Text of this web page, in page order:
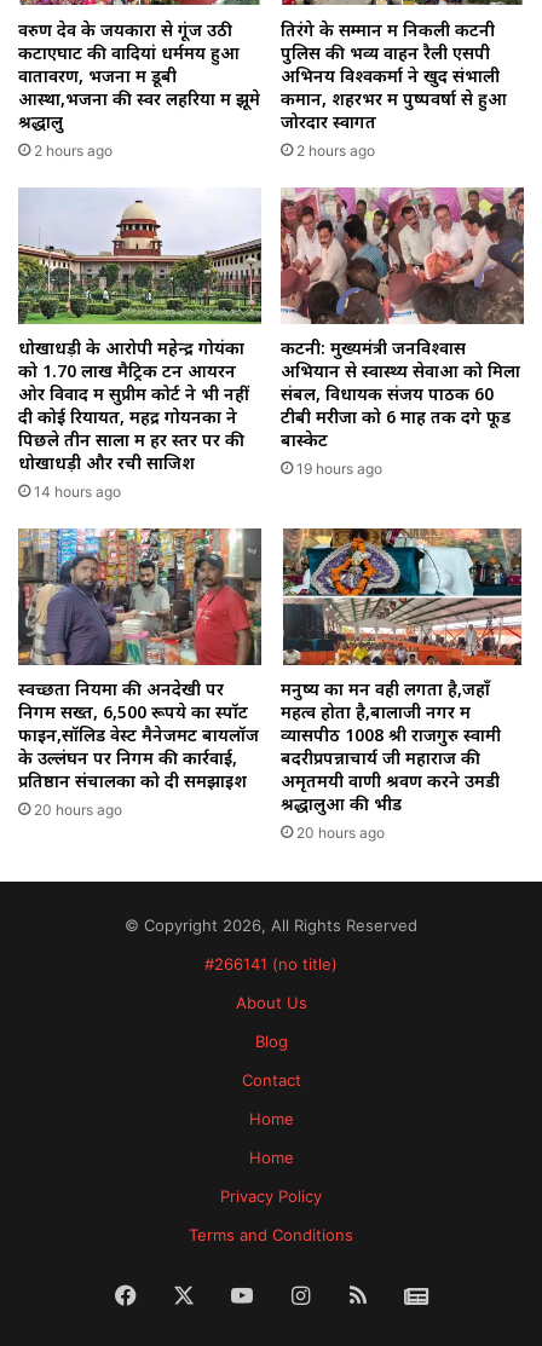
वरुण देव के जयकारों से गूंज उठी
कटाएघाट की वादियां धर्ममय हुआ
वातावरण, भजनों में डूबी
आस्था,भजनों की स्वर लहरियों में झूमे
श्रद्धालु
2 hours ago
तिरंगे के सम्मान में निकली कटनी
पुलिस की भव्य वाहन रैली एसपी
अभिनय विश्वकर्मा ने खुद संभाली
कमान, शहरभर में पुष्पवर्षा से हुआ
जोरदार स्वागत
2 hours ago
धोखाधड़ी के आरोपी महेन्द्र गोयंका
को 1.70 लाख मैट्रिक टन आयरन
ओर विवाद में सुप्रीम कोर्ट ने भी नहीं
दी कोई रियायत, महेंद्र गोयनका ने
पिछले तीन सालों में हर स्तर पर की
धोखाधड़ी और रची साजिश
14 hours ago
कटनी: मुख्यमंत्री जनविश्वास
अभियान से स्वास्थ्य सेवाओं को मिला
संबल, विधायक संजय पाठक 60
टीबी मरीजों को 6 माह तक देंगे फूड
बास्केट
19 hours ago
स्वच्छता नियमों की अनदेखी पर
निगम सख्त, 6,500 रूपये का स्पॉट
फाइन,सॉलिड वेस्ट मैनेजमेंट बायलॉज
के उल्लंघन पर निगम की कार्रवाई,
प्रतिष्ठान संचालकों को दी समझाइश
20 hours ago
मनुष्य का मन वही लगता है,जहाँ
महत्व होता है,बालाजी नगर में
व्यासपीठ 1008 श्री राजगुरु स्वामी
बदरीप्रपन्नाचार्य जी महाराज की
अमृतमयी वाणी श्रवण करने उमडी
श्रद्धालुओं की भीड
20 hours ago
© Copyright 2026, All Rights Reserved
#266141 (no title)
About Us
Blog
Contact
Home
Home
Privacy Policy
Terms and Conditions
Facebook YouTubeInstagram
RSS News